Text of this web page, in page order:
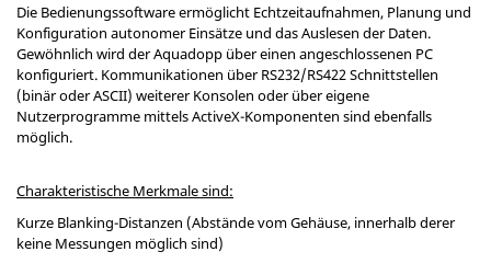
Die Bedienungssoftware ermöglicht Echtzeitaufnahmen, Planung und
Konfiguration autonomer Einsätze und das Auslesen der Daten.
Gewöhnlich wird der Aquadopp über einen angeschlossenen PC
konfiguriert. Kommunikationen über RS232/RS422 Schnittstellen
(binär oder ASCII) weiterer Konsolen oder über eigene
Nutzerprogramme mittels ActiveX-Komponenten sind ebenfalls
möglich.
Charakteristische Merkmale sind:
Kurze Blanking-Distanzen (Abstände vom Gehäuse, innerhalb derer
keine Messungen möglich sind)